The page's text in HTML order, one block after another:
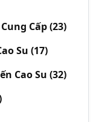
Cấp(23)
Su (17)
Cao Su (32)